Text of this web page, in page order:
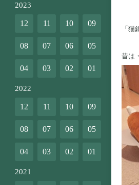
「
昔は
2023
12 11 10 09
08 07 06 05
04 03 02 01
2022
12 11 10 09
08 07 06 05
04 03 02 01
2021